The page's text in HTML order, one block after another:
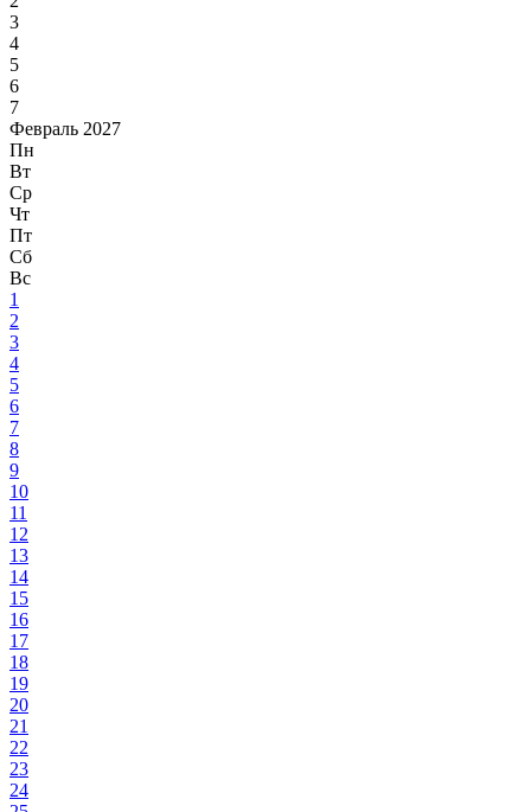
3
4
5
6
7
Февраль 2027
Пн
Вт
Ср
Чт
Пт
Сб
Вс
1
2
3
4
5
6
7
8
9
10
11
12
13
14
15
16
17
18
19
20
21
22
23
24